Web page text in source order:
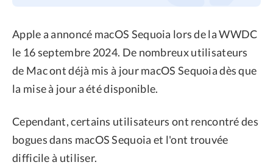
Apple a annoncé macOS Sequoia lors de la WWDC
le 16 septembre 2024. De nombreux utilisateurs
de Mac ont déjà mis à jour macOS Sequoia dès que
la mise à jour a été disponible.
Cependant, certains utilisateurs ont rencontré des
bogues dans macOS Sequoia et l'ont trouvée
difficile à utiliser.